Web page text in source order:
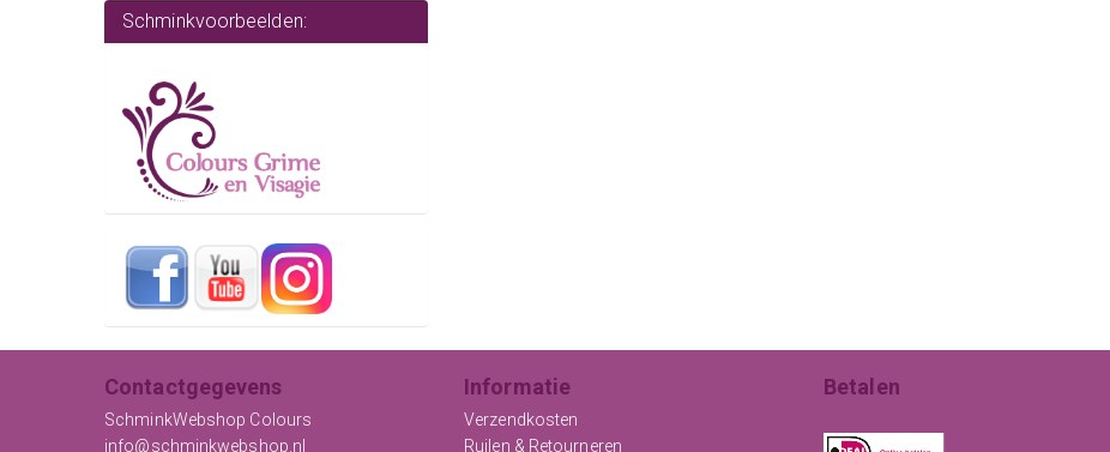
Schminkvoorbeelden:
Contactgegevens
SchminkWebshop Colours
info@schminkwebshop.nl
Informatie
Verzendkosten
Ruilen & Retourneren
Betalen